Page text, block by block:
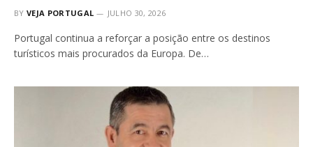
BY VEJA PORTUGAL JULHO 30, 2026
Portugal continua a reforçar a posição entre os destinos
turísticos mais procurados da Europa. De…